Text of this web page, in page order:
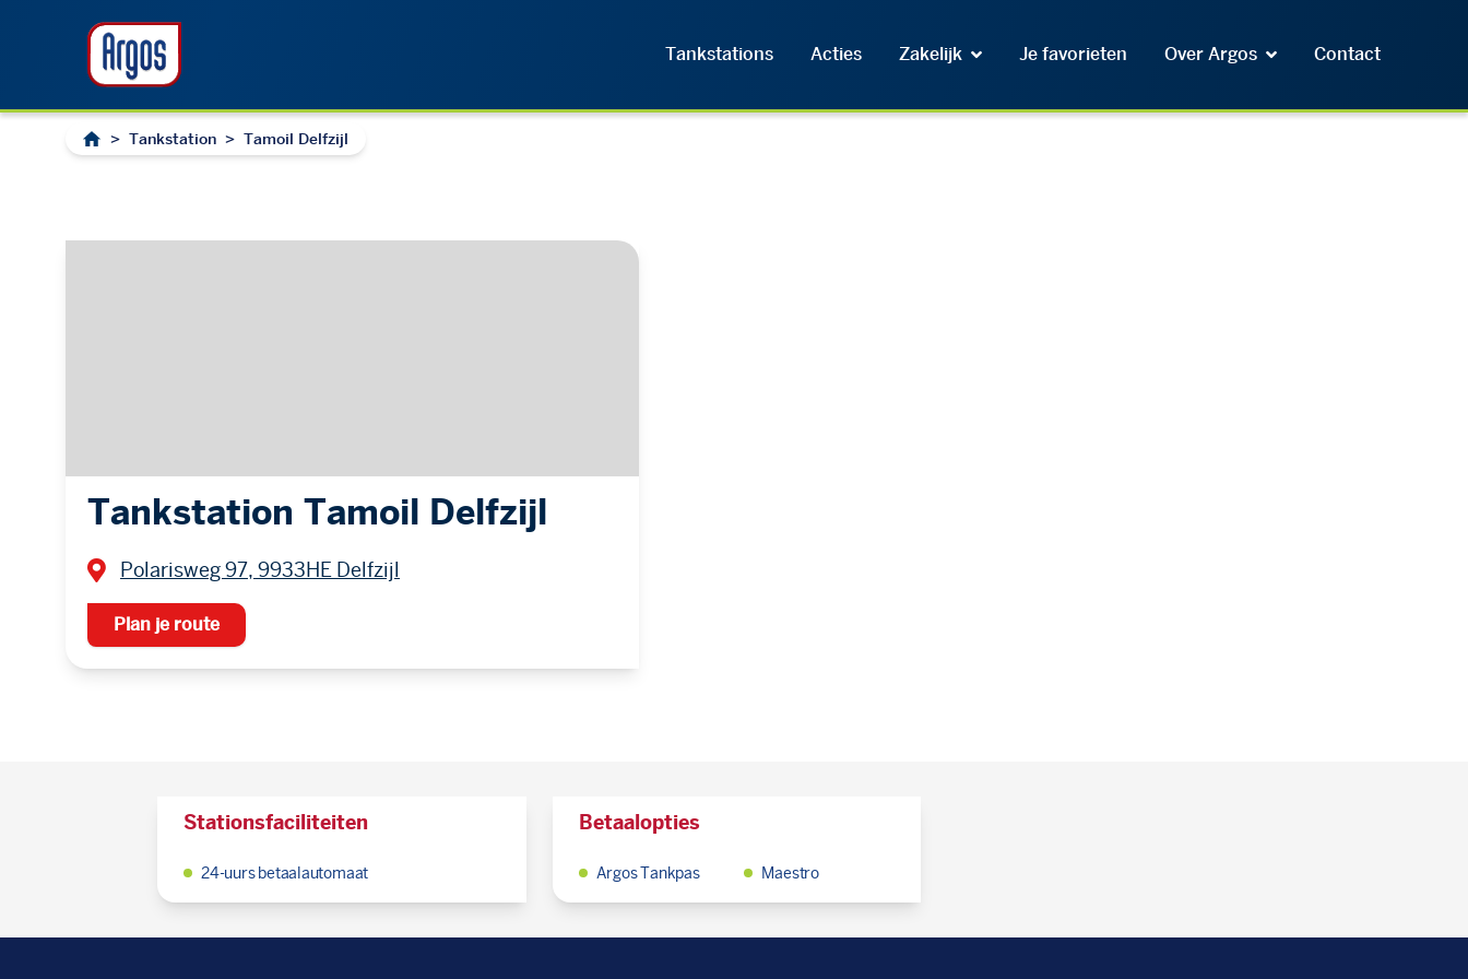
Tankstations Acties Zakelijk Je favorieten Over Argos Contact
> Tankstation > Tamoil Delfzijl
Tankstation Tamoil Delfzijl
Polarisweg 97, 9933HE Delfzijl
Plan je route
Stationsfaciliteiten
24-uurs betaalautomaat
Betaalopties
Argos Tankpas Maestro